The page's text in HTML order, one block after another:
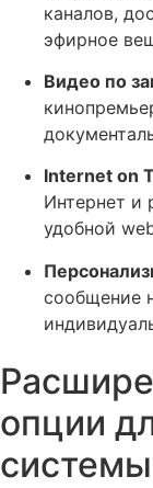
каналов,
эфирное
Видео по
Internet on
Интернет и
удобной
сообщение
опции